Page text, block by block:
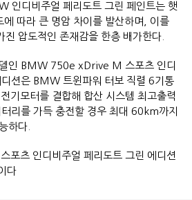
인디비주얼 페리도트 그린 페인트는 햇
에 따라 큰 명암 차이를 발산하며, 이를
압도적인 존재감을 한층 배가한다.
인 BMW 750e xDrive M 스포츠 인디
션은 BMW 트윈파워 터보 직렬 6기통
기모터를 결합해 합산 시스템 최고출력
리를 가득 충전할 경우 최대 60km까지
하다.
츠 인디비주얼 페리도트 그린 에디션
다